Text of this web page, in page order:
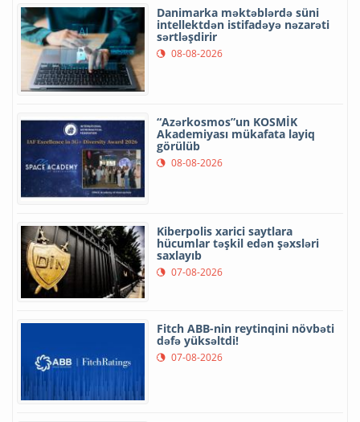
Danimarka məktəblərdə süni
intellektdən istifadəyə nəzarəti
sərtləşdirir
08-08-2026
“Azərkosmos”un KOSMİK
Akademiyası mükafata layiq
görülüb
08-08-2026
Kiberpolis xarici saytlara
hücumlar təşkil edən şəxsləri
saxlayıb
07-08-2026
Fitch ABB-nin reytinqini növbəti
dəfə yüksəltdi!
07-08-2026